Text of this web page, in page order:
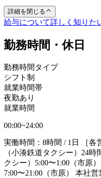
詳細を閉じる
給与について詳しく知りた
勤務時間・休日
勤務時間タイプ
シフト制
就業時間帯
夜勤あり
就業時間
00:00~24:00
実働時間：8時間 / 1日 ［各
（小湊鉄道タクシー）24
クシー）5:00〜1:00（市原
7:00〜21:00（市原） 本社